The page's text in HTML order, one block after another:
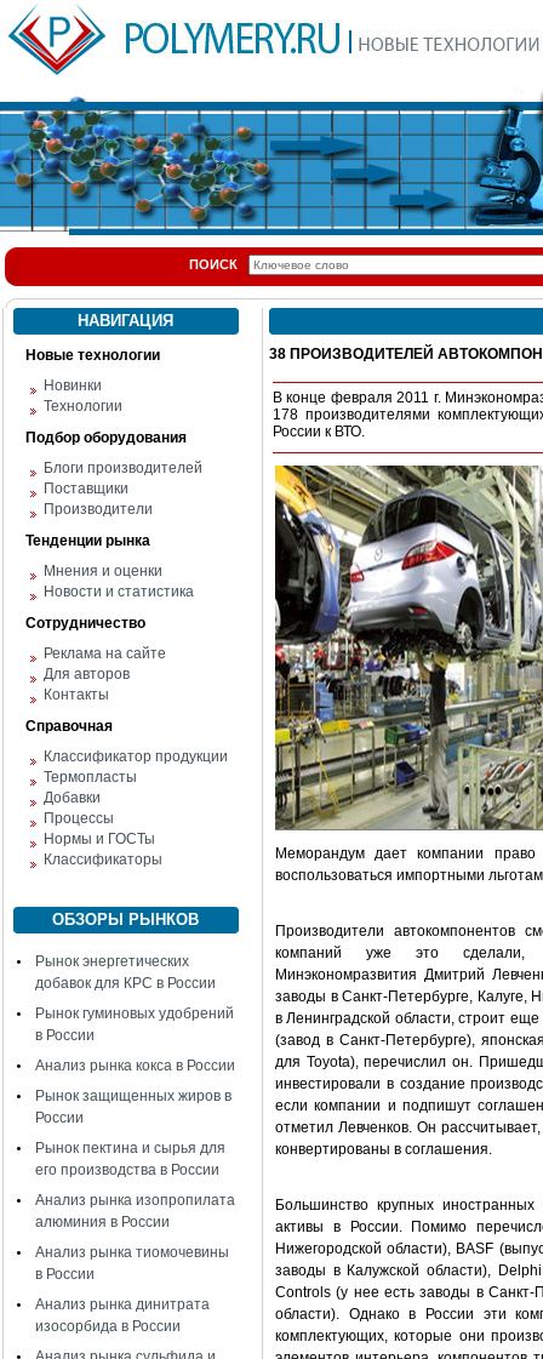
ПОИСК
НАВИГАЦИЯ
Новые технологии
Новинки
Технологии
Подбор оборудования
Блоги производителей
Поставщики
Производители
Тенденции рынка
Мнения и оценки
Новости и статистика
Сотрудничество
Реклама на сайте
Для авторов
Контакты
Справочная
Классификатор продукции
Термопласты
Добавки
Процессы
Нормы и ГОСТы
Классификаторы
ОБЗОРЫ РЫНКОВ
Рынок энергетических
добавок для КРС в России
Рынок гуминовых удобрений
в России
Анализ рынка кокса в России
Рынок защищенных жиров в
России
Рынок пектина и сырья для
его производства в России
Анализ рынка изопропилата
алюминия в России
Анализ рынка тиомочевины
в России
Анализ рынка динитрата
изосорбида в России
38 ПРОИЗВОДИТЕЛЕЙ
В конце февраля 2011 г.
178 производителями
России к ВТО.
Меморандум дает компании
воспользоваться импортными
Производители автокомпонентов
компаний уже это сделали,
Минэкономразвития Дмитрий
заводы в Санкт-Петербурге, Калуге,
в Ленинградской области, строит
(завод в Санкт-Петербурге),
для Toyota), перечислил он.
инвестировали в создание
если компании и подпишут
отметил Левченков. Он
конвертированы в соглашения.
Большинство крупных
активы в России. Помимо
Нижегородской области), BASF
заводы в Калужской области),
Controls (у нее есть заводы в Санкт-
области). Однако в России эти
комплектующих, которые они